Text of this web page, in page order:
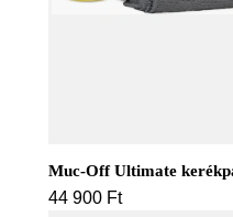
Muc-Off Ultimate
44 900 Ft